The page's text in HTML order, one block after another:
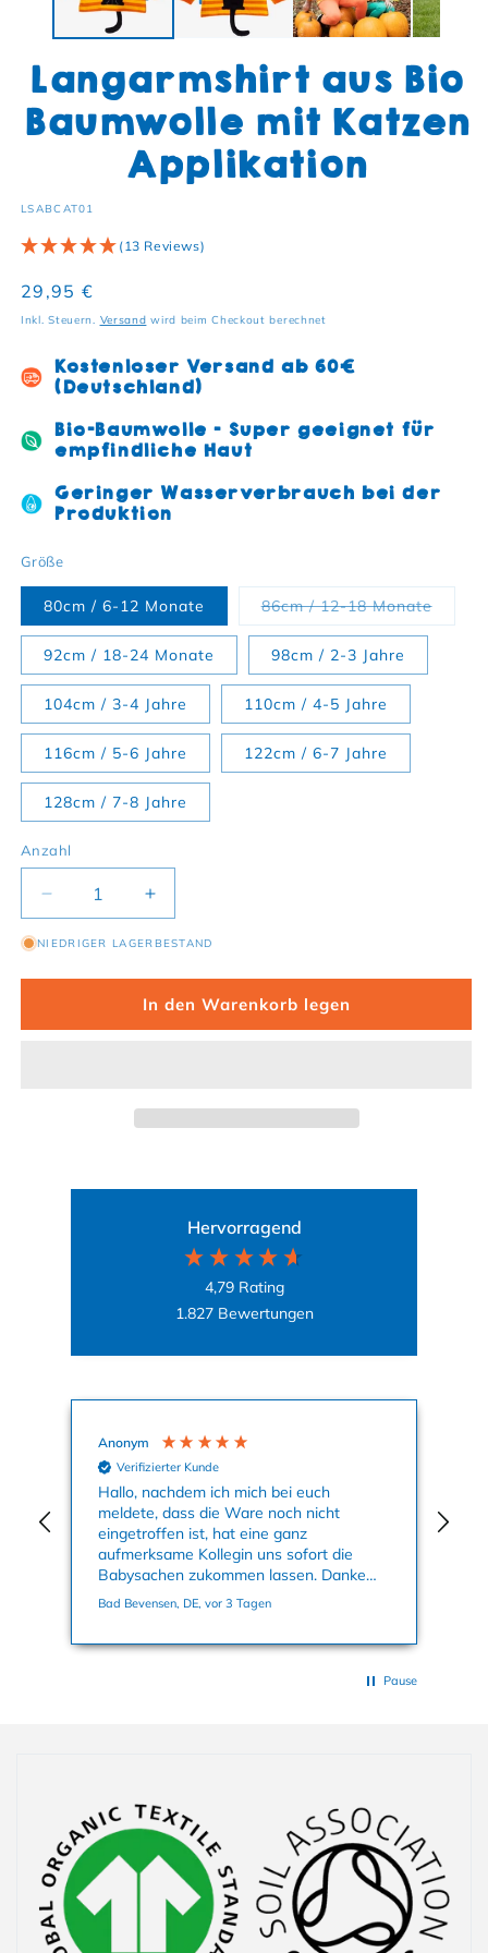
Langarmshirt aus Bio
Baumwolle mit Katzen
Applikation
SKU:
LSABCAT01
(13 Reviews)
Normaler Preis
29,95 €
Inkl. Steuern. Versand wird beim Checkout berechnet
Kostenloser Versand ab 60€
(Deutschland)
Bio-Baumwolle - Super geeignet für
empfindliche Haut
Geringer Wasserverbrauch bei der
Produktion
Größe
80cm / 6-12 Monate 86cm / 12-18 Monate
92cm / 18-24 Monate 98cm / 2-3 Jahre
104cm / 3-4 Jahre 110cm / 4-5 Jahre
116cm / 5-6 Jahre 122cm / 6-7 Jahre
128cm / 7-8 Jahre
Anzahl
Verringere die Menge für Langarmshirt aus Bio
Erhöhe die Menge für Langarmshirt
NIEDRIGER LAGERBESTAND
In den Warenkorb legen
Hervorragend
4,79 Rating
1.827 Bewertungen
Anonym
Verifizierter Kunde
Hallo, nachdem ich mich bei euch
meldete, dass die Ware noch nicht
eingetroffen ist, hat eine ganz
aufmerksame Kollegin uns sofort die
Babysachen zukommen lassen. Danke
nochmals dafür. Viele Grüße, Bettina
Bad Bevensen, DE, vor 3 Tagen
Pause